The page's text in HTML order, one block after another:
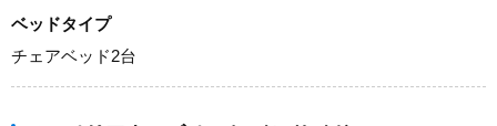
ベッドタイプ
チェアベッド2台